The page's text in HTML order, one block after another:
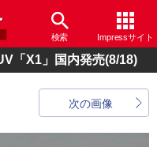
検索 Impressサイト
「X1」国内発売(8/18)
次の画像